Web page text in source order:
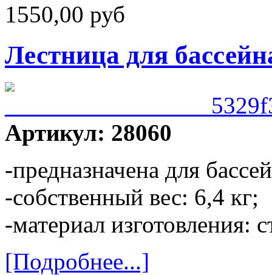
1550,00 руб
Лестница для
Артикул: 28060
-предназначена для
-собственный вес: 6,4 кг;
-материал изготовления:
[Подробнее...]